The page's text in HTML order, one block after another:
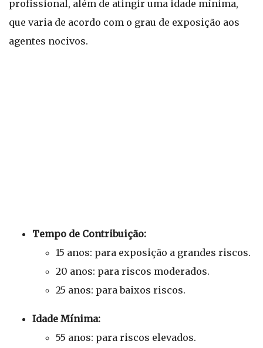
profissional, além de atingir uma idade mínima,
que varia de acordo com o grau de exposição aos
agentes nocivos.
Tempo de Contribuição:
15 anos: para exposição a grandes riscos.
20 anos: para riscos moderados.
25 anos: para baixos riscos.
Idade Mínima:
55 anos: para riscos elevados.